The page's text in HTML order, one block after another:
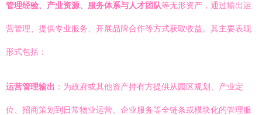
管理经验、产业资源、服务体系与人才团队等无形资产，通过输出运
营管理、提供专业服务、开展品牌合作等方式获取收益。其主要表现
形式包括：
运营管理输出 ：为政府或其他资产持有方提供从园区规划、产业定
位、招商策划到日常物业运营、企业服务等全链条或模块化的管理服